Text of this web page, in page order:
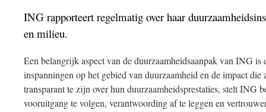
ING rapporteert regelmatig over haar
en milieu.
Een belangrijk aspect van de duurzaamheidsaanpak van ING is
inspanningen op het gebied van duurzaamheid en de impact
transparant te zijn over hun duurzaamheidsprestaties, stelt ING
vooruitgang te volgen, verantwoording af te leggen en